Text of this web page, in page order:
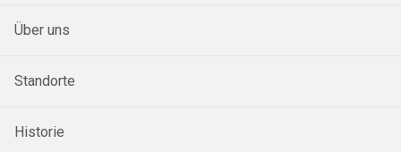
Über uns
Standorte
Historie